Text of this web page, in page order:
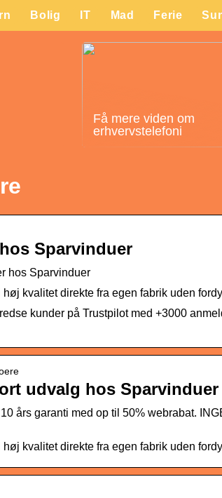
Bolig IT Mad Ferie
Få mere viden om
erhvervstelefoni
Sparvinduer
hos Sparvinduer
kvalitet direkte fra egen fabrik uden
kunder på Trustpilot med +3000
udvalg hos Sparvinduer
års garanti med op til 50% webrabat.
kvalitet direkte fra egen fabrik uden